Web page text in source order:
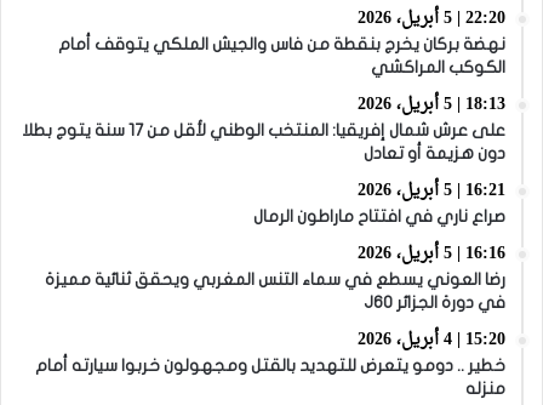
22:20 | 5 أبريل، 2026
نهضة بركان يخرج بنقطة من فاس والجيش الملكي يتوقف أمام
الكوكب المراكشي
18:13 | 5 أبريل، 2026
على عرش شمال إفريقيا: المنتخب الوطني لأقل من 17 سنة يتوج بطلا
دون هزيمة أو تعادل
16:21 | 5 أبريل، 2026
صراع ناري في افتتاح ماراطون الرمال
16:16 | 5 أبريل، 2026
رضا العوني يسطع في سماء التنس المغربي ويحقق ثنائية مميزة
في دورة الجزائر J60
15:20 | 4 أبريل، 2026
خطير .. دومو يتعرض للتهديد بالقتل ومجهولون خربوا سيارته أمام
منزله